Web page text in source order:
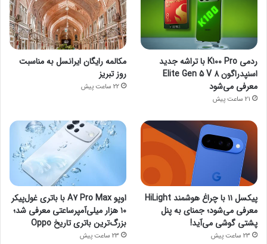
ردمی K100 Pro با تراشه جدید
اسنپدراگون 8 Elite Gen 5 V
معرفی می‌شود
21 ساعت پیش
مکالمه رایگان ایرانسل به مناسبت
روز تبریز
22 ساعت پیش
پیکسل ۱۱ با چراغ هوشمند HiLight
معرفی می‌شود؛ جمنای به پنل
پشتی گوشی می‌آید!
23 ساعت پیش
اوپو A7 Pro Max با باتری غول‌پیکر
۱۰ هزار میلی‌آمپرساعتی معرفی شد؛
بزرگ‌ترین باتری تاریخ Oppo
23 ساعت پیش